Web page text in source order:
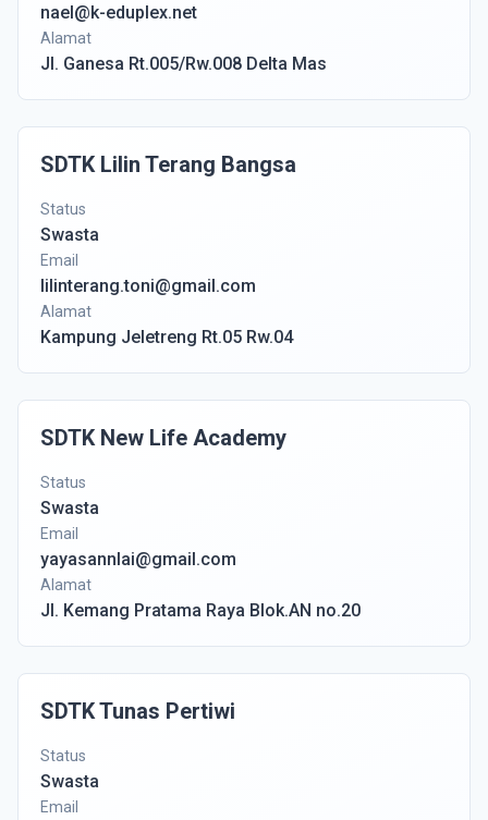
nael@k-eduplex.net
Alamat
Jl. Ganesa Rt.005/Rw.008 Delta Mas
SDTK Lilin Terang Bangsa
Status
Swasta
Email
lilinterang.toni@gmail.com
Alamat
Kampung Jeletreng Rt.05 Rw.04
SDTK New Life Academy
Status
Swasta
Email
yayasannlai@gmail.com
Alamat
Jl. Kemang Pratama Raya Blok.AN no.20
SDTK Tunas Pertiwi
Status
Swasta
Email